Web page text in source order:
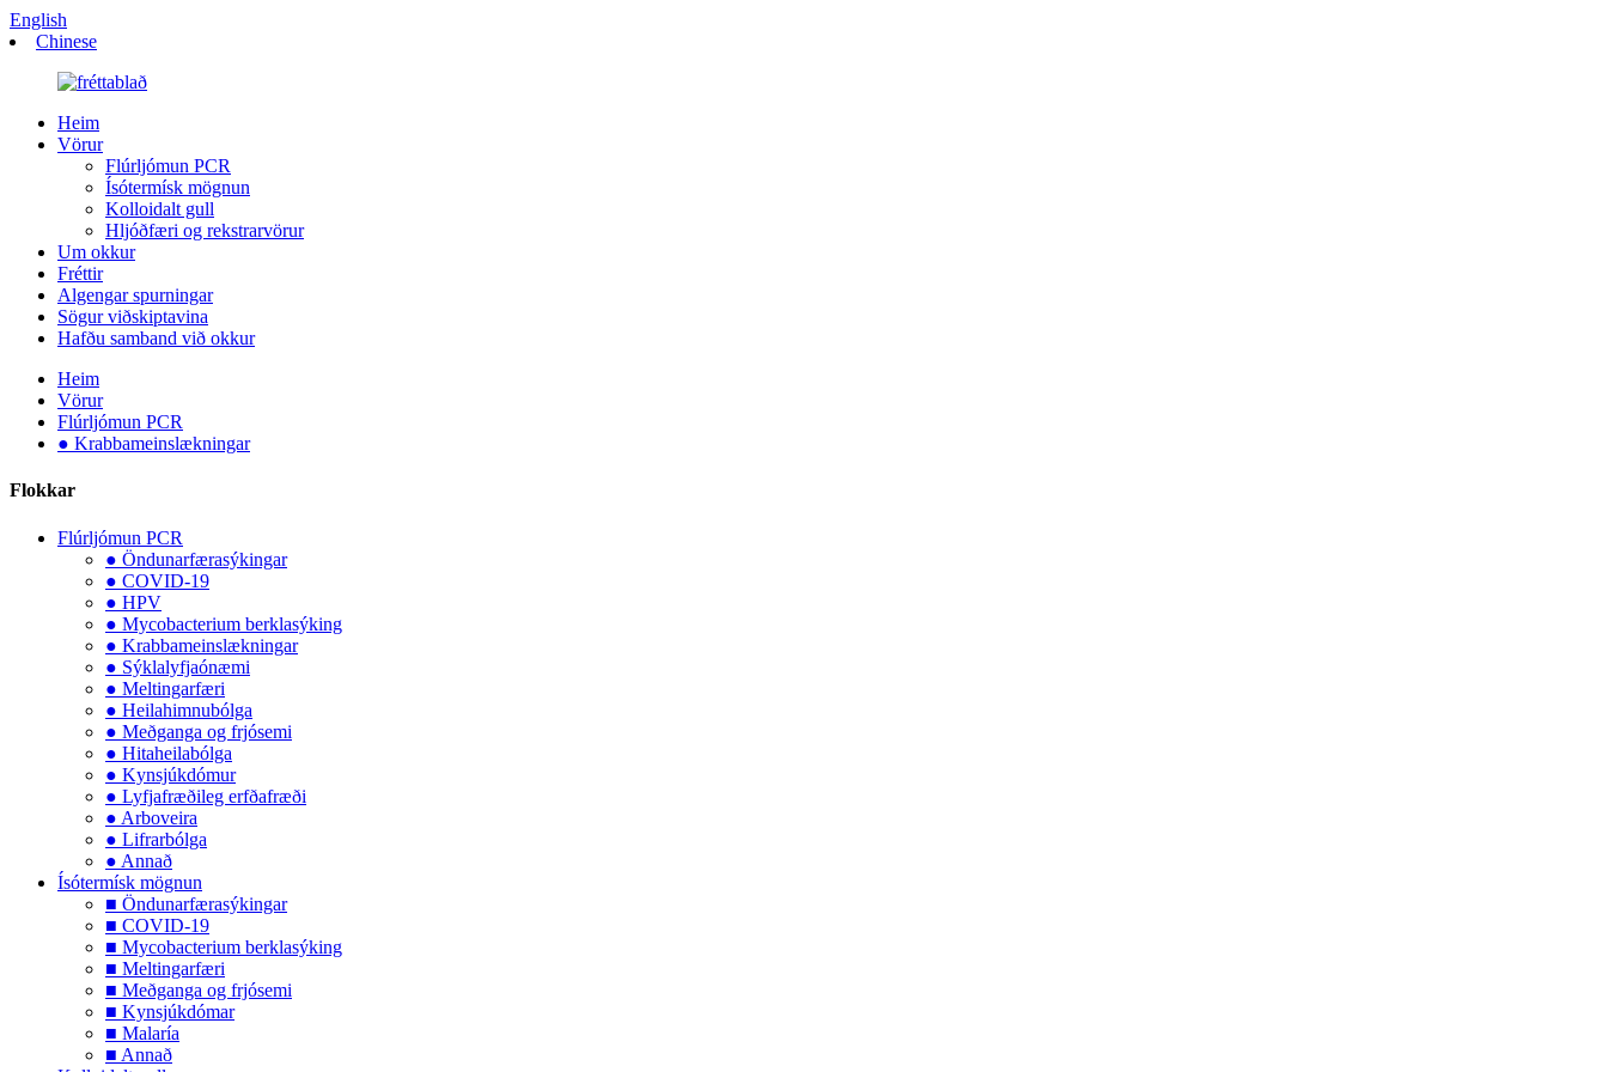
English
Chinese
Heim
Vörur
Flúrljómun PCR
Ísótermísk mögnun
Kolloidalt gull
Hljóðfæri og rekstrarvörur
Um okkur
Fréttir
Algengar spurningar
Sögur viðskiptavina
Hafðu samband við okkur
Heim
Vörur
Flúrljómun PCR
● Krabbameinslækningar
Flokkar
Flúrljómun PCR
● Öndunarfærasýkingar
● COVID-19
● HPV
● Mycobacterium berklasýking
● Krabbameinslækningar
● Sýklalyfjaónæmi
● Meltingarfæri
● Heilahimnubólga
● Meðganga og frjósemi
● Hitaheilabólga
● Kynsjúkdómur
● Lyfjafræðileg erfðafræði
● Arboveira
● Lifrarbólga
● Annað
Ísótermísk mögnun
■ Öndunarfærasýkingar
■ COVID-19
■ Mycobacterium berklasýking
■ Meltingarfæri
■ Meðganga og frjósemi
■ Kynsjúkdómar
■ Malaría
■ Annað